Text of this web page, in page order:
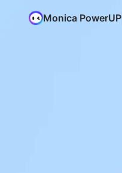
Monica PowerUP